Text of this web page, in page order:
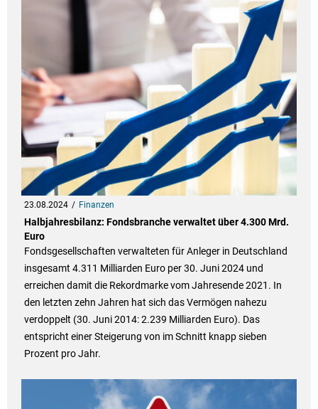
23.08.2024 Finanzen
Halbjahresbilanz: Fondsbranche verwaltet über 4.300 Mrd.
Euro
Fondsgesellschaften verwalteten für Anleger in Deutschland
insgesamt 4.311 Milliarden Euro per 30. Juni 2024 und
erreichen damit die Rekordmarke vom Jahresende 2021. In
den letzten zehn Jahren hat sich das Vermögen nahezu
verdoppelt (30. Juni 2014: 2.239 Milliarden Euro). Das
entspricht einer Steigerung von im Schnitt knapp sieben
Prozent pro Jahr.